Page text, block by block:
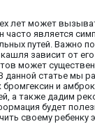
лет может
часто является
путей. Важно
зависит от
может
статье мы
бромгексин и
а также дадим
будет
своему ребенку